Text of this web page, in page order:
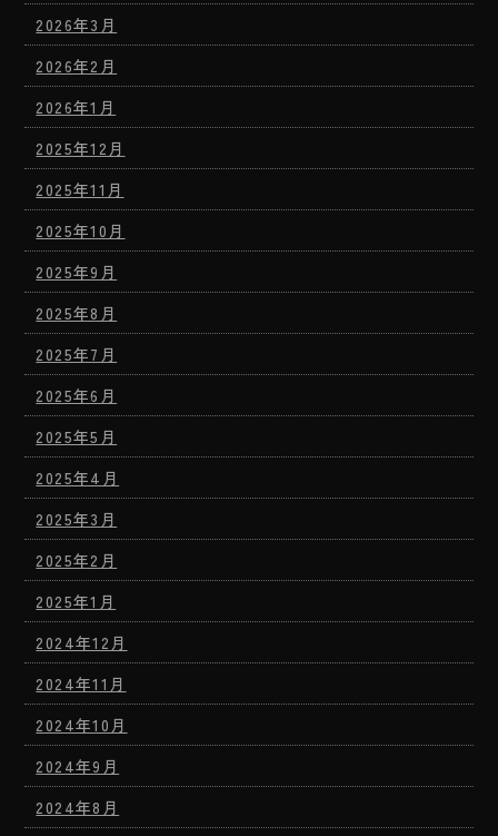
2026年3月
2026年2月
2026年1月
2025年12月
2025年11月
2025年10月
2025年9月
2025年8月
2025年7月
2025年6月
2025年5月
2025年4月
2025年3月
2025年2月
2025年1月
2024年12月
2024年11月
2024年10月
2024年9月
2024年8月